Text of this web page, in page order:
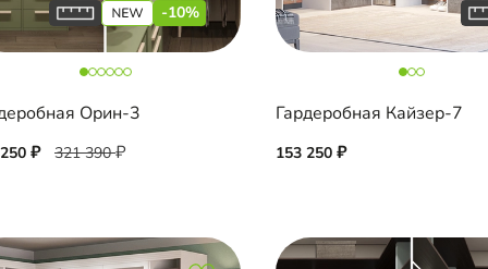
-10%
Орин-3
321 390
Гардеробная Кайзер-7
153 250